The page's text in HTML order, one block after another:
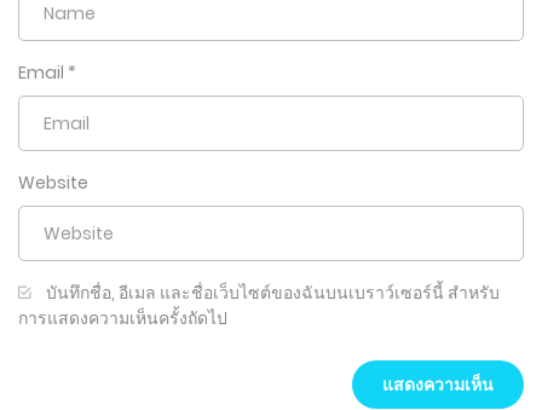
Email *
Website
บันทึกชื่อ, อีเมล และชื่อเว็บไซต์ของฉันบนเบราว์เซอร์นี้ สำหรับ
การแสดงความเห็นครั้งถัดไป